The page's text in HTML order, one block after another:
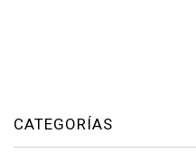
CATEGORÍAS